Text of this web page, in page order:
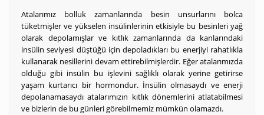
Atalarımız bolluk zamanlarında besin unsurlarını bolca
tüketmişler ve yükselen insülinlerinin etkisiyle bu besinleri yağ
olarak depolamışlar ve kıtlık zamanlarında da kanlarındaki
insülin seviyesi düştüğü için depoladıkları bu enerjiyi rahatlıkla
kullanarak nesillerini devam ettirebilmişlerdir. Eğer atalarımızda
olduğu gibi insülin bu işlevini sağlıklı olarak yerine getirirse
yaşam kurtarıcı bir hormondur. İnsülin olmasaydı ve enerji
depolanamasaydı atalarımızın kıtlık dönemlerini atlatabilmesi
ve bizlerin de bu günleri görebilmemiz mümkün olamazdı.